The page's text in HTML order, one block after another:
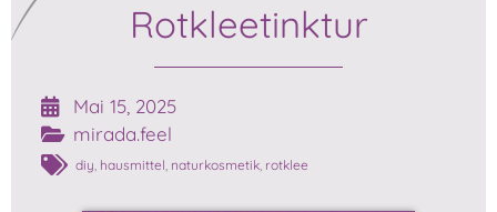
Rotkleetinktur
Mai 15, 2025
mirada.feel
diy hausmittel naturkosmetik rotklee